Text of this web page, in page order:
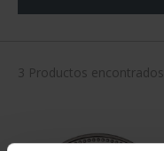
3 Productos encontrados